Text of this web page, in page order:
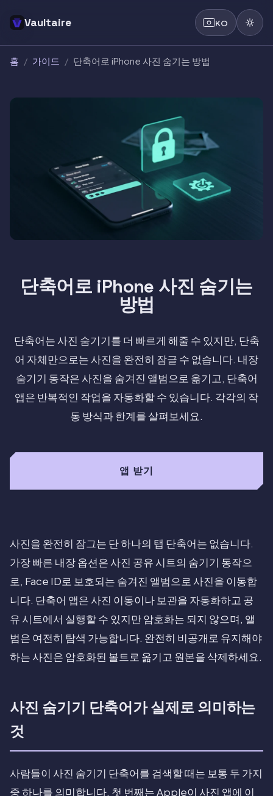
Vaultaire KO
홈 / 가이드 / 단축어로 iPhone 사진 숨기는 방법
단축어로 iPhone 사진 숨기는
방법
단축어는 사진 숨기기를 더 빠르게 해줄 수 있지만, 단축
어 자체만으로는 사진을 완전히 잠글 수 없습니다. 내장
숨기기 동작은 사진을 숨겨진 앨범으로 옮기고, 단축어
앱은 반복적인 작업을 자동화할 수 있습니다. 각각의 작
동 방식과 한계를 살펴보세요.
앱 받기
사진을 완전히 잠그는 단 하나의 탭 단축어는 없습니다.
가장 빠른 내장 옵션은 사진 공유 시트의 숨기기 동작으
로, Face ID로 보호되는 숨겨진 앨범으로 사진을 이동합
니다. 단축어 앱은 사진 이동이나 보관을 자동화하고 공
유 시트에서 실행할 수 있지만 암호화는 되지 않으며, 앨
범은 여전히 탐색 가능합니다. 완전히 비공개로 유지해야
하는 사진은 암호화된 볼트로 옮기고 원본을 삭제하세요.
사진 숨기기 단축어가 실제로 의미하는
것
사람들이 사진 숨기기 단축어를 검색할 때는 보통 두 가지
중 하나를 의미합니다. 첫 번째는 Apple이 사진 앱에 이